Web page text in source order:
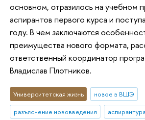
основном, отразилось на учебном
аспирантов первого курса и
году. В чем заключаются
преимущества нового формата,
ответственный координатор
Владислав Плотников.
Университетская жизнь
новое в ВШЭ
разъяснение нововведения
аспирантура